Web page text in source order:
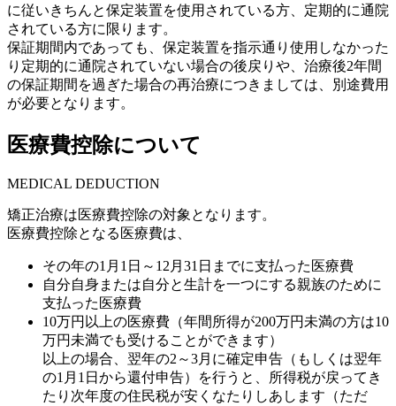
に従いきちんと保定装置を使用されている方、定期的に通院
されている方に限ります。
保証期間内であっても、保定装置を指示通り使用しなかった
り定期的に通院されていない場合の後戻りや、治療後2年間
の保証期間を過ぎた場合の再治療につきましては、別途費用
が必要となります。
医療費控除について
MEDICAL DEDUCTION
矯正治療は医療費控除の対象となります。
医療費控除となる医療費は、
その年の1月1日～12月31日までに支払った医療費
自分自身または自分と生計を一つにする親族のために
支払った医療費
10万円以上の医療費（年間所得が200万円未満の方は10
万円未満でも受けることができます）
以上の場合、翌年の2～3月に確定申告（もしくは翌年
の1月1日から還付申告）を行うと、所得税が戻ってき
たり次年度の住民税が安くなたりしあします（ただ